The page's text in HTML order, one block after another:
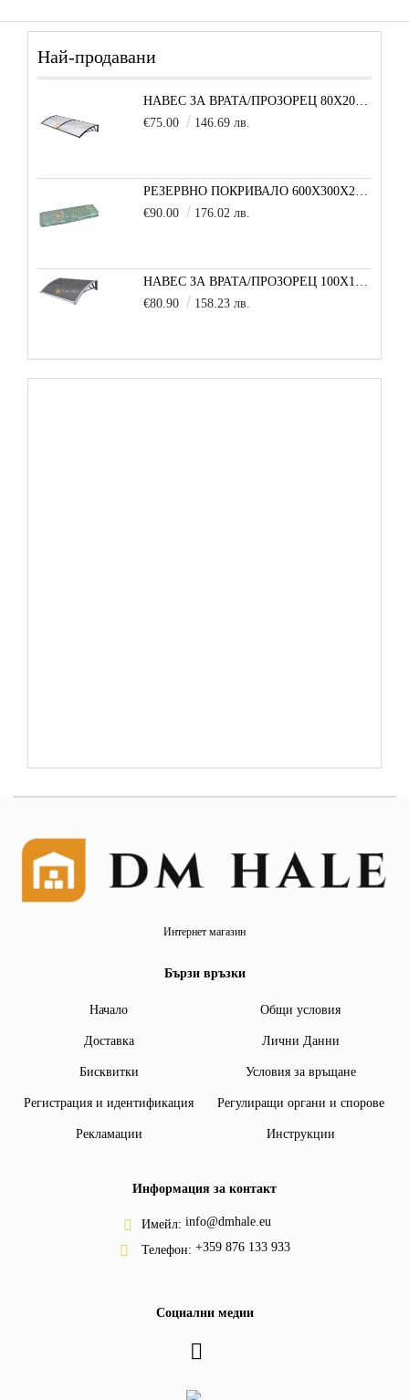
Най-продавани
НАВЕС ЗА ВРАТА/ПРОЗОРЕЦ 80Х200 СМ, ЧЕРНО-ПРОЗРАЧНО
€75.00
146.69 лв.
€90.00
176.02 лв.
€80.90
158.23 лв.
Интернет магазин
Бързи връзки
Начало Общи условия
Доставка Лични Данни
Бисквитки Условия за връщане
Регистрация и идентификация Регулиращи органи и спорове
Рекламации Инструкции
Информация за контакт
Имейл: info@dmhale.eu
Телефон: +359 876 133 933
Социални медии